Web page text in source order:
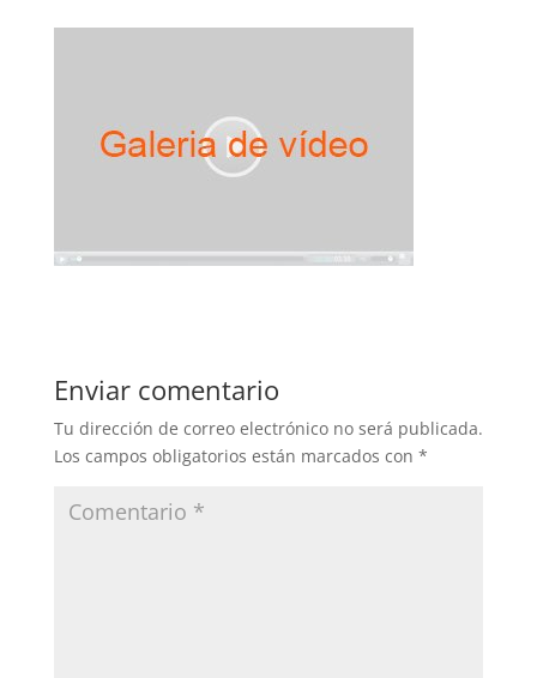
Enviar comentario
Tu dirección de correo electrónico no será publicada.
Los campos obligatorios están marcados con *